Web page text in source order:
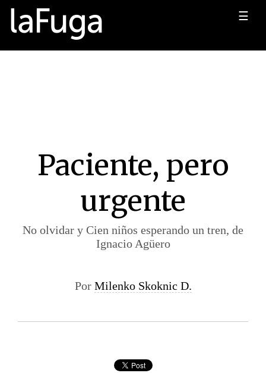
☰
Paciente, pero
urgente
No olvidar y Cien niños esperando un tren, de
Ignacio Agüero
Por Milenko Skoknic D.